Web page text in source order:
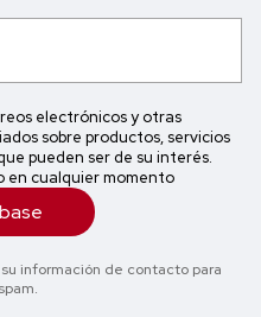
electrónicos y otras
sobre productos, servicios
pueden ser de su interés.
en cualquier momento
información de contacto para